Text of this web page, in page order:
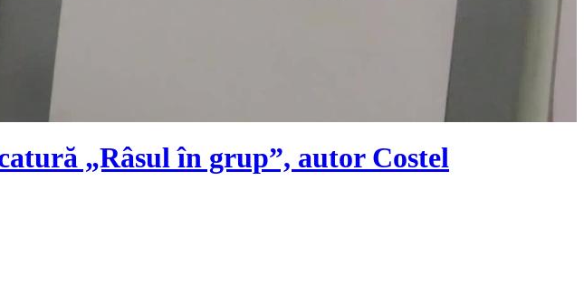
„Râsul în grup”, autor Costel